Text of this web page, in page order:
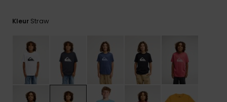
Kleur Straw